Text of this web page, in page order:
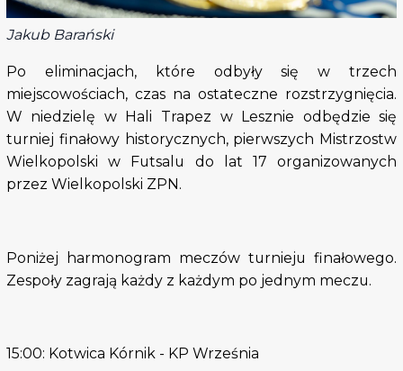
Jakub Barański
Po eliminacjach, które odbyły się w trzech
miejscowościach, czas na ostateczne rozstrzygnięcia.
W niedzielę w Hali Trapez w Lesznie odbędzie się
turniej finałowy historycznych, pierwszych Mistrzostw
Wielkopolski w Futsalu do lat 17 organizowanych
przez Wielkopolski ZPN.
Poniżej harmonogram meczów turnieju finałowego.
Zespoły zagrają każdy z każdym po jednym meczu.
15:00: Kotwica Kórnik - KP Września